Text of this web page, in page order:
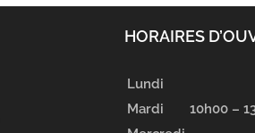
HORAIRES
Lundi
Mardi
10h00 –